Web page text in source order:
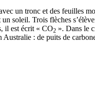
un tronc et des feuilles
soleil. Trois flèches
il est écrit « CO2 ». Dans le
Australie : de puits de